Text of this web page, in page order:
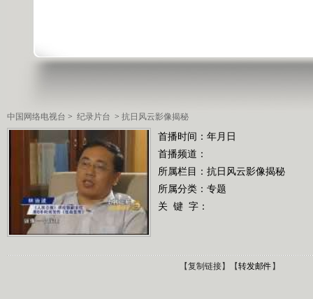
中国网络电视台 > 纪录片台 > 抗日风云影像揭秘
首播时间：年月日
首播频道：
所属栏目： 抗日风云影像揭秘
所属分类：专题
关 键 字：
【复制链接】【转发邮件】